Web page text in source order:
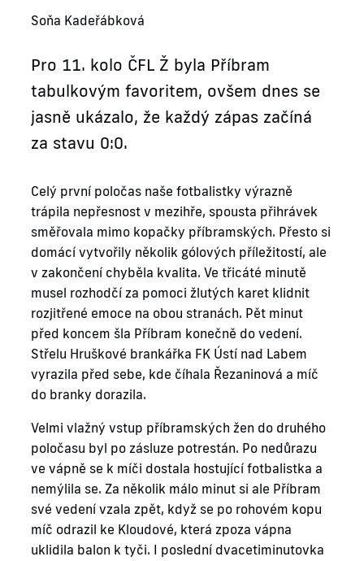
Soňa Kadeřábková
Pro 11. kolo ČFL Ž byla Příbram
tabulkovým favoritem, ovšem dnes se
jasně ukázalo, že každý zápas začíná
za stavu 0:0.
Celý první poločas naše fotbalistky výrazně
trápila nepřesnost v mezihře, spousta přihrávek
směřovala mimo kopačky příbramských. Přesto si
domácí vytvořily několik gólových příležitostí, ale
v zakončení chyběla kvalita. Ve třicáté minutě
musel rozhodčí za pomoci žlutých karet klidnit
rozjitřené emoce na obou stranách. Pět minut
před koncem šla Příbram konečně do vedení.
Střelu Hruškové brankářka FK Ústí nad Labem
vyrazila před sebe, kde číhala Řezaninová a míč
do branky dorazila.
Velmi vlažný vstup příbramských žen do druhého
poločasu byl po zásluze potrestán. Po nedůrazu
ve vápně se k míči dostala hostující fotbalistka a
nemýlila se. Za několik málo minut si ale Příbram
své vedení vzala zpět, když se po rohovém kopu
míč odrazil ke Kloudové, která zpoza vápna
uklidila balon k tyči. I poslední dvacetiminutovka